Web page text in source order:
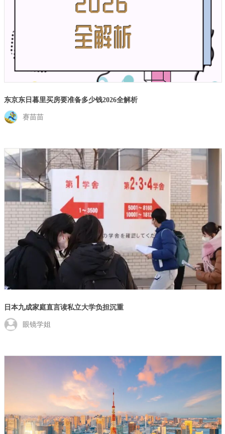
东京东日暮里买房要准备多少钱2026全解析
赛苗苗
日本九成家庭直言读私立大学负担沉重
眼镜学姐